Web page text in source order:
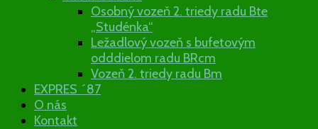
Osobný vozeň 2. triedy radu Bte
„Studénka“
Ležadlový vozeň s bufetovým
odddielom radu BRcm
Vozeň 2. triedy radu Bm
EXPRES ´87
O nás
Kontakt